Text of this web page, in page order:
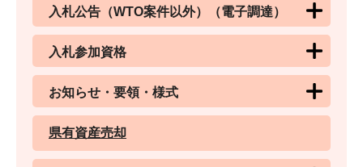
入札公告（WTO案件以外）（電子調達）
入札参加資格
お知らせ・要領・様式
県有資産売却